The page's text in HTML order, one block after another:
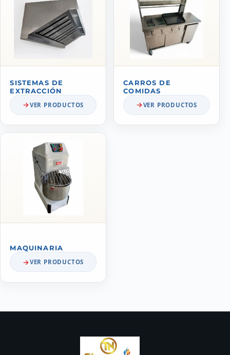
SISTEMAS DE
EXTRACCIÓN
VER PRODUCTOS
CARROS DE
COMIDAS
VER PRODUCTOS
MAQUINARIA
VER PRODUCTOS